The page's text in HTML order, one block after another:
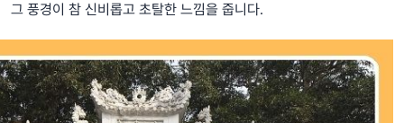
그 풍경이 참 신비롭고 초탈한 느낌을 줍니다.